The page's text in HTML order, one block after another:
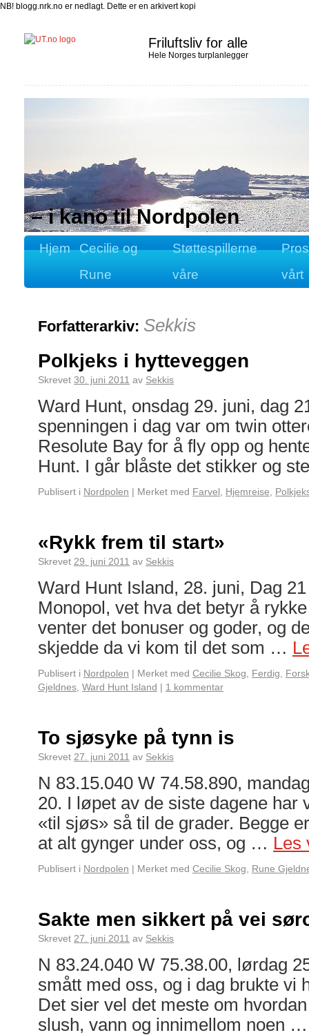
NB! blogg.nrk.no er nedlagt. Dette er en arkivert kopi
Friluftsliv for alle
Hele Norges turplanlegger
– i kano til Nordpolen
Hjem
Cecilie og
Rune
Støttespillerne
våre
vårt
Forfatterarkiv: Sekkis
Polkjeks i hytteveggen
Skrevet 30. juni 2011 av Sekkis
Ward Hunt, onsdag 29. juni, dag
spenningen i dag var om twin
Resolute Bay for å fly opp og
Hunt. I går blåste det stikker og
Publisert i Nordpolen | Merket med Farvel Hjemreise
«Rykk frem til start»
Skrevet 29. juni 2011 av Sekkis
Ward Hunt Island, 28. juni, Dag
Monopol, vet hva det betyr å
venter det bonuser og goder, og
skjedde da vi kom til det som …
Publisert i Nordpolen | Merket med Cecilie Skog Ferdig
Gjeldnes Ward Hunt Island | 1 kommentar
To sjøsyke på tynn is
Skrevet 27. juni 2011 av Sekkis
N 83.15.040 W 74.58.890,
20. I løpet av de siste dagene har
«til sjøs» så til de grader. Begge
at alt gynger under oss, og … Les
Publisert i Nordpolen | Merket med Cecilie Skog Rune
Sakte men sikkert på vei
Skrevet 27. juni 2011 av Sekkis
N 83.24.040 W 75.38.00, lørdag
smått med oss, og i dag brukte vi
Det sier vel det meste om
slush, vann og innimellom noen